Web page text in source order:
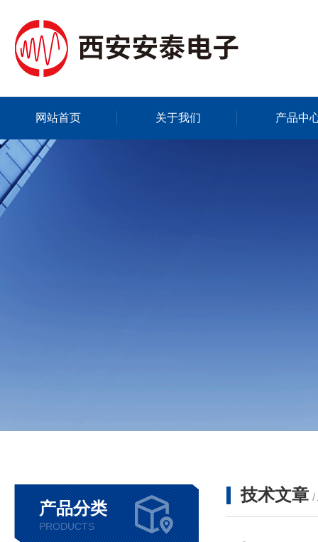
网站首页 关于我们 产品中
产品分类
PRODUCTS
技术文章 /